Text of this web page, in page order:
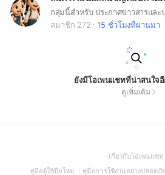
สมาชิก 272
15 ชั่วโมงที่ผ่านมา
ยังมีโอเพนแชทที่น่าสนใจ
ดูเพิ่มเติม
เกี่ยวกับโอเพนแชท
in
คู่มือผู้ใช้มือใหม่ (Open
คู่มือการใช้งานอย่างปลอดภัย